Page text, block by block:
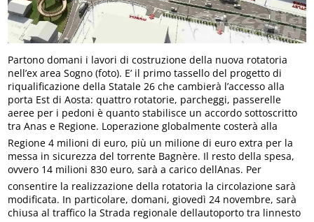
Partono domani i lavori di costruzione della nuova rotatoria
nell’ex area Sogno (foto). E’ il primo tassello del progetto di
riqualificazione della Statale 26 che cambierà l’accesso alla
porta Est di Aosta: quattro rotatorie, parcheggi, passerelle
aeree per i pedoni è quanto stabilisce un accordo sottoscritto
tra Anas e Regione. Loperazione globalmente costerà alla
Regione 4 milioni di euro, più un milione di euro extra per la
messa in sicurezza del torrente Bagnère. Il resto della spesa,
ovvero 14 milioni 830 euro, sarà a carico dellAnas. Per
consentire la realizzazione della rotatoria la circolazione sarà
modificata. In particolare, domani, giovedì 24 novembre, sarà
chiusa al traffico la Strada regionale dellautoporto tra linnesto